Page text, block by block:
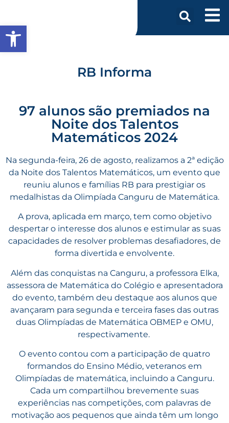
RB Informa
97 alunos são premiados na
Noite dos Talentos
Matemáticos 2024
Na segunda-feira, 26 de agosto, realizamos a 2ª edição
da Noite dos Talentos Matemáticos, um evento que
reuniu alunos e famílias RB para prestigiar os
medalhistas da Olimpíada Canguru de Matemática.
A prova, aplicada em março, tem como objetivo
despertar o interesse dos alunos e estimular as suas
capacidades de resolver problemas desafiadores, de
forma divertida e envolvente.
Além das conquistas na Canguru, a professora Elka,
assessora de Matemática do Colégio e apresentadora
do evento, também deu destaque aos alunos que
avançaram para segunda e terceira fases das outras
duas Olimpíadas de Matemática OBMEP e OMU,
respectivamente.
O evento contou com a participação de quatro
formandos do Ensino Médio, veteranos em
Olimpíadas de matemática, incluindo a Canguru.
Cada um compartilhou brevemente suas
experiências nas competições, com palavras de
motivação aos pequenos que ainda têm um longo
Abrir a barra de ferramentas